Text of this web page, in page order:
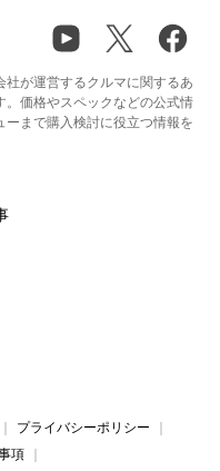
が運営するクルマに関するあ
。価格やスペックなどの公式情
まで購入検討に役立つ情報を
プライバシーポリシー
項